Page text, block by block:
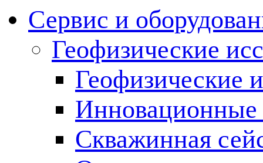
Сервис и
Геофизические
Геофизические
Инновационные
Скважинная